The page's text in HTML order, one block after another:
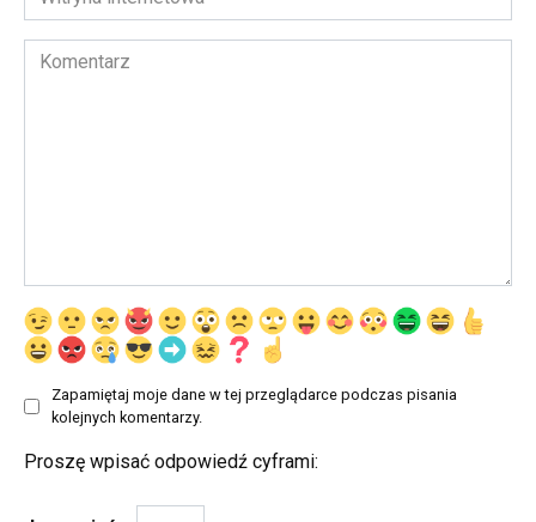
internetowa
Komentarz
Zapamiętaj moje dane w tej przeglądarce podczas pisania
kolejnych komentarzy.
Proszę wpisać odpowiedź cyframi: